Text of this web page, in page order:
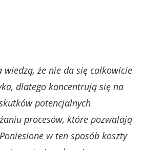
że nie da się całkowicie
dlatego koncentrują się na
potencjalnych
procesów, które pozwalają
Poniesione w ten sposób koszty